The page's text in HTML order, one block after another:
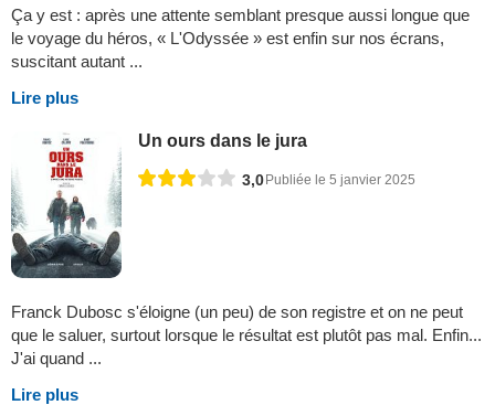
Ça y est : après une attente semblant presque aussi longue que
le voyage du héros, « L'Odyssée » est enfin sur nos écrans,
suscitant autant ...
Lire plus
Un ours dans le jura
3,0Publiée le 5 janvier 2025
Franck Dubosc s'éloigne (un peu) de son registre et on ne peut
que le saluer, surtout lorsque le résultat est plutôt pas mal. Enfin...
J'ai quand ...
Lire plus